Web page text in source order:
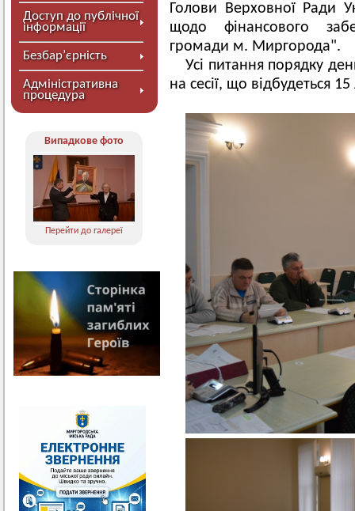
Доступ до публічної
інформації
Безбар’єрність
Адміністративна
процедура
Випадкове фото
Перейти до галереї
Голови Верховної Ради
щодо фінансового
громади м. Миргорода".
Усі питання порядку
на сесії, що відбудеться